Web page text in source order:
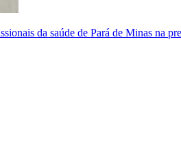
da saúde de Pará de Minas na